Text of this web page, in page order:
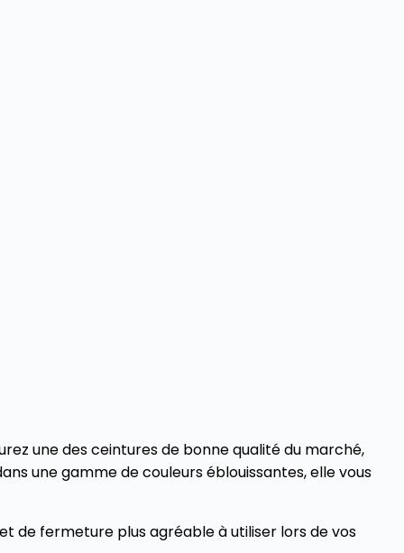
une des ceintures de bonne qualité du marché,
une gamme de couleurs éblouissantes, elle vous
de fermeture plus agréable à utiliser lors de vos